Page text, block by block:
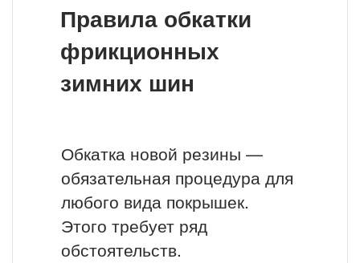
Правила обкатки
фрикционных
зимних шин
Обкатка новой резины —
обязательная процедура для
любого вида покрышек.
Этого требует ряд
обстоятельств.